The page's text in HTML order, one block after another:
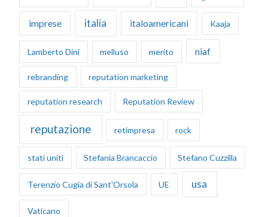
imprese italia italoamericani Kaaja
Lamberto Dini melluso merito niaf
rebranding reputation marketing
reputation research Reputation Review
reputazione retimpresa rock
stati uniti Stefania Brancaccio Stefano Cuzzilla
Terenzio Cugia di Sant'Orsola UE usa
Vaticano